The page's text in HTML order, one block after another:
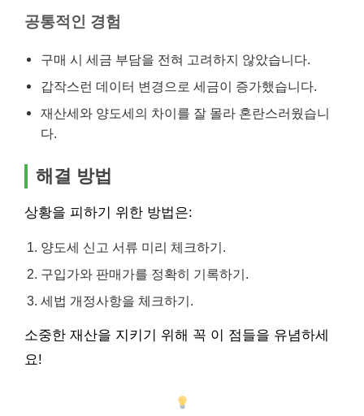
공통적인 경험
구매 시 세금 부담을 전혀 고려하지 않았습니다.
갑작스런 데이터 변경으로 세금이 증가했습니다.
재산세와 양도세의 차이를 잘 몰라 혼란스러웠습니
다.
해결 방법
상황을 피하기 위한 방법은:
양도세 신고 서류 미리 체크하기.
구입가와 판매가를 정확히 기록하기.
세법 개정사항을 체크하기.
소중한 재산을 지키기 위해 꼭 이 점들을 유념하세
요!